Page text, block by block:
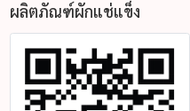
ผลิตภัณฑ์ผักแช่แข็ง